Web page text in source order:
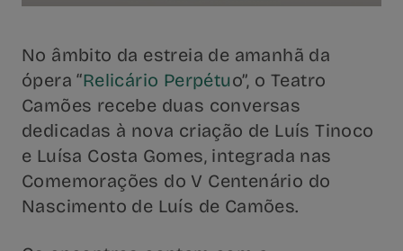
No âmbito da estreia de amanhã da
ópera “Relicário Perpétuo”, o Teatro
Camões recebe duas conversas
dedicadas à nova criação de Luís Tinoco
e Luísa Costa Gomes, integrada nas
Comemorações do V Centenário do
Nascimento de Luís de Camões.